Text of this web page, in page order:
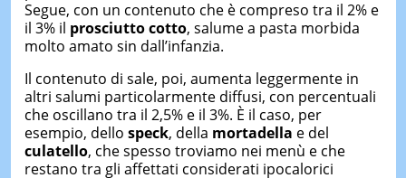
Segue, con un contenuto che è compreso tra il 2% e
il 3% il prosciutto cotto, salume a pasta morbida
molto amato sin dall’infanzia.
Il contenuto di sale, poi, aumenta leggermente in
altri salumi particolarmente diffusi, con percentuali
che oscillano tra il 2,5% e il 3%. È il caso, per
esempio, dello speck, della mortadella e del
culatello, che spesso troviamo nei menù e che
restano tra gli affettati considerati ipocalorici